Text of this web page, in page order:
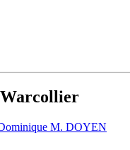
Warcollier
M. DOYEN